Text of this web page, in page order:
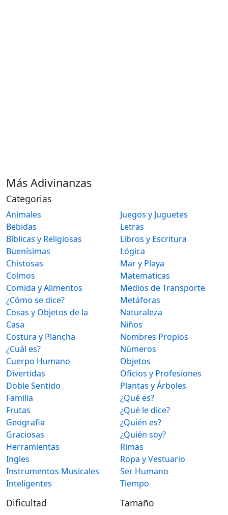
Más Adivinanzas
Categorias
Animales
Bebidas
Bíblicas y Religiosas
Buenísimas
Chistosas
Colmos
Comida y Alimentos
¿Cómo se dice?
Cosas y Objetos de la
Casa
Costura y Plancha
¿Cuál es?
Cuerpo Humano
Divertidas
Doble Sentido
Familia
Frutas
Geografia
Graciosas
Herramientas
Ingles
Instrumentos Musicales
Inteligentes
Juegos y Juguetes
Letras
Libros y Escritura
Lógica
Mar y Playa
Matematicas
Medios de Transporte
Metáforas
Naturaleza
Niños
Nombres Propios
Números
Objetos
Oficios y Profesiones
Plantas y Árboles
¿Qué es?
¿Qué le dice?
¿Quién es?
¿Quién soy?
Rimas
Ropa y Vestuario
Ser Humano
Tiempo
Dificultad Tamaño